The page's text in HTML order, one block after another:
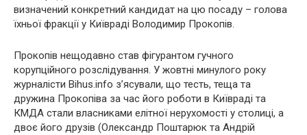
визначений конкретний кандидат на цю посаду – голова
їхньої фракції у Київраді Володимир Прокопів.
Прокопів нещодавно став фігурантом гучного
корупційного розслідування. У жовтні минулого року
журналісти Bihus.іnfo з’ясували, що тесть, теща та
дружина Прокопіва за час його роботи в Київраді та
КМДА стали власниками елітної нерухомості у столиці, а
двоє його друзів (Олександр Поштарюк та Андрій